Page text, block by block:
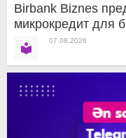
Birbank Biznes
микрокредит для
07.08.2026